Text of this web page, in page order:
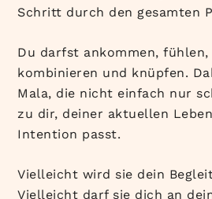
Schritt durch den gesamten
Du darfst ankommen, fühlen,
kombinieren und knüpfen.
Mala, die nicht einfach nur
zu dir, deiner aktuellen
Intention passt.
Vielleicht wird sie dein
Vielleicht darf sie dich an